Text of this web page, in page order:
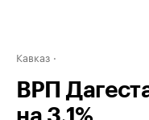
Кавказ
ВРП